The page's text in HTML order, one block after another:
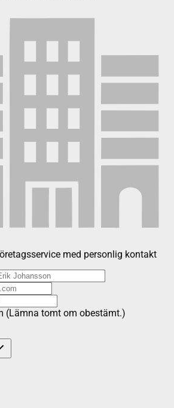
med personlig kontakt
(Lämna tomt om obestämt.)